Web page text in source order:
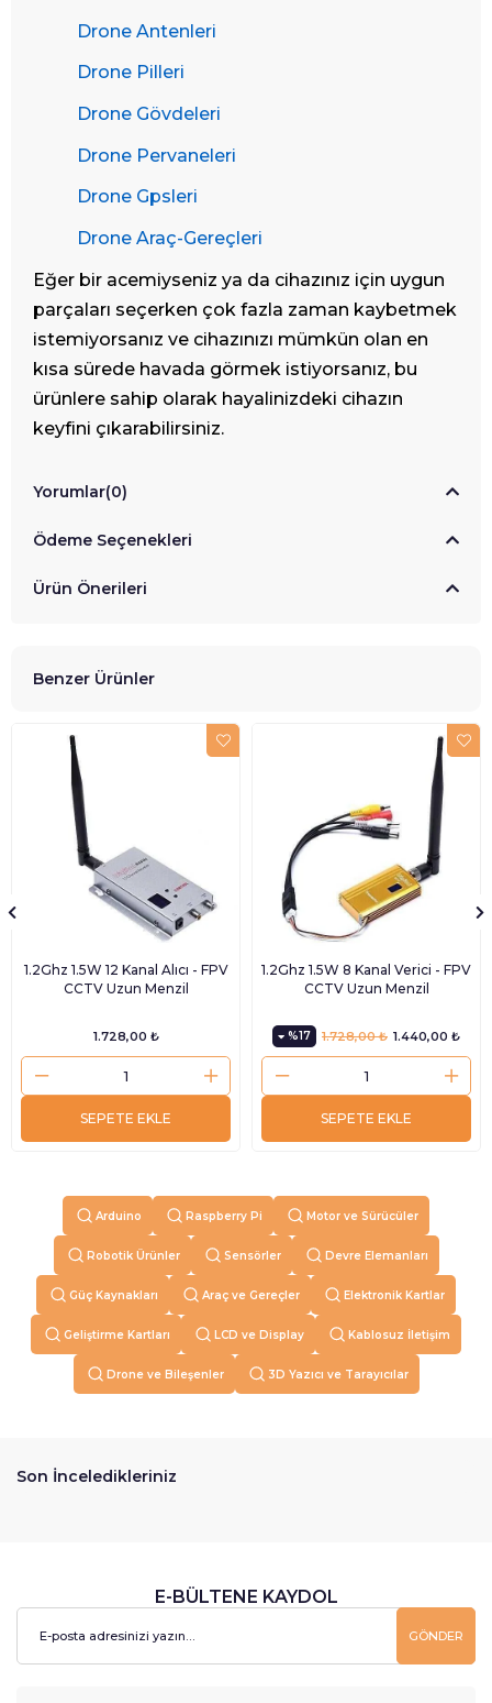
Drone Antenleri
Drone Pilleri
Drone Gövdeleri
Drone Pervaneleri
Drone Gpsleri
Drone Araç-Gereçleri
Eğer bir acemiyseniz ya da cihazınız için uygun
parçaları seçerken çok fazla zaman kaybetmek
istemiyorsanız ve cihazınızı mümkün olan en
kısa sürede havada görmek istiyorsanız, bu
ürünlere sahip olarak hayalinizdeki cihazın
keyfini çıkarabilirsiniz.
Yorumlar(0)
Ödeme Seçenekleri
Ürün Önerileri
Benzer Ürünler
1.2Ghz 1.5W 12 Kanal Alıcı - FPV
CCTV Uzun Menzil
1.728,00 ₺
SEPETE EKLE
1.2Ghz 1.5W 8 Kanal Verici - FPV
CCTV Uzun Menzil
%17 1.440,00 ₺
1.728,00 ₺
SEPETE EKLE
Arduino Raspberry Pi Motor ve Sürücüler
Robotik Ürünler Sensörler Devre Elemanları
Güç Kaynakları Araç ve Gereçler Elektronik Kartlar
Geliştirme Kartları LCD ve Display Kablosuz İletişim
Drone ve Bileşenler 3D Yazıcı ve Tarayıcılar
Son İnceledikleriniz
E-BÜLTENE KAYDOL
GÖNDER